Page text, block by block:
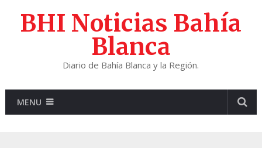
BHI Noticias Bahía
Blanca
Diario de Bahía Blanca y la Región.
MENU